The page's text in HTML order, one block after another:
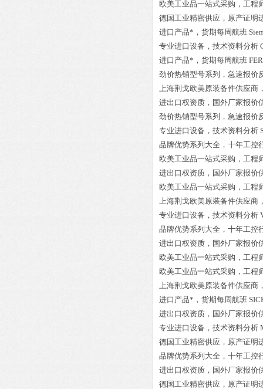
欧美工业品一站式采购，工程
德国工业精密供应，原产证明
进口产品*，货期每周航班
专业进口设备，技术资料分析
进口产品*，货期每周航班
劲价热销型号系列，急速报价
上海荆戈欧美原装备件供应商
进出口权资质，国外厂家报价
劲价热销型号系列，急速报价
专业进口设备，技术资料分析
品牌优势系列大全，十年工控
欧美工业品一站式采购，工程
进出口权资质，国外厂家报价
欧美工业品一站式采购，工程
上海荆戈欧美原装备件供应商
专业进口设备，技术资料分析
品牌优势系列大全，十年工控
进出口权资质，国外厂家报价
欧美工业品一站式采购，工程
欧美工业品一站式采购，工程
上海荆戈欧美原装备件供应商
进口产品*，货期每周航班
进出口权资质，国外厂家报价
专业进口设备，技术资料分析
德国工业精密供应，原产证明
品牌优势系列大全，十年工控
进出口权资质，国外厂家报价
德国工业精密供应，原产证明